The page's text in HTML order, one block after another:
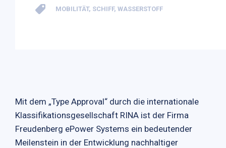
MOBILITÄT, SCHIFF, WASSERSTOFF
Mit dem „Type Approval“ durch die internationale
Klassifikationsgesellschaft RINA ist der Firma
Freudenberg ePower Systems ein bedeutender
Meilenstein in der Entwicklung nachhaltiger